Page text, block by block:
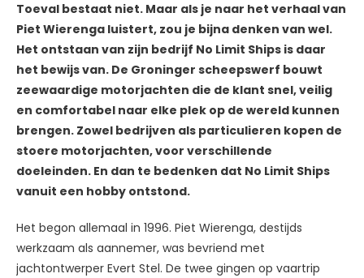
Toeval bestaat niet. Maar als je naar het verhaal van
Piet Wierenga luistert, zou je bijna denken van wel.
Het ontstaan van zijn bedrijf No Limit Ships is daar
het bewijs van. De Groninger scheepswerf bouwt
zeewaardige motorjachten die de klant snel, veilig
en comfortabel naar elke plek op de wereld kunnen
brengen. Zowel bedrijven als particulieren kopen de
stoere motorjachten, voor verschillende
doeleinden. En dan te bedenken dat No Limit Ships
vanuit een hobby ontstond.
Het begon allemaal in 1996. Piet Wierenga, destijds
werkzaam als aannemer, was bevriend met
jachtontwerper Evert Stel. De twee gingen op vaartrip